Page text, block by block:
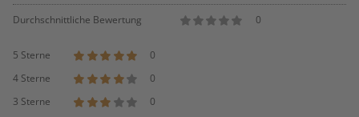
Durchschnittliche Bewertung 0
5 Sterne
0
4 Sterne
0
3 Sterne
0